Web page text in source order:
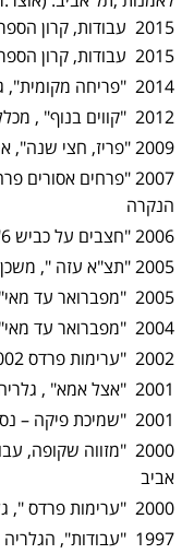
2015 עבודות, קרון הספרים ,טבעון . (אוצרת:עדית לבבי גבאי)
2015 עבודות, קרון הספרים ,טבעון
2014 "פריחה מקומית", גלריה עירונית ראשון לציון
2012 "קווים בנוף" , מכללת ויצ"ו, חיפה
2009 "פריז, חצי שנה", אגודת האמנים, תל אביב
2007 "פרחים
הנקרה
2006 "חצבים על כביש 6" , גלריה בבארי
2005 "תצ"א עזה ", משכן לאמנות, עין חרוד.אוצר: יניב שפירא
2005 "מפברואר עד מאי", גלריה במרכז ההנצחה בטבעון
2004 "מפברואר עד מאי", גלריה במכללה ע"ש דודו ילין , ירושלים
2002 "ערימות פרדס 2002", גלריה במרכז ההנצחה, טבעון
2001 "אצל אמא" , גלריה בינט, ת"א
2001 "שמיכת פיקה – נסגר מעבר קרני", גלריה בקבוץ נחשון
אביב
2000 "ערימות פרדס ", גלריה בקיבוץ גבעת חיים איחוד
1997 "עבודות", הגלריה בקיבוץ לוחמי הגטאות